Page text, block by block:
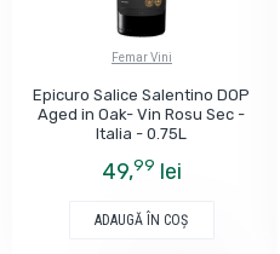
Femar Vini
Epicuro Salice Salentino DOP
Aged in Oak- Vin Rosu Sec -
Italia - 0.75L
49,99 lei
ADAUGĂ ÎN COŞ